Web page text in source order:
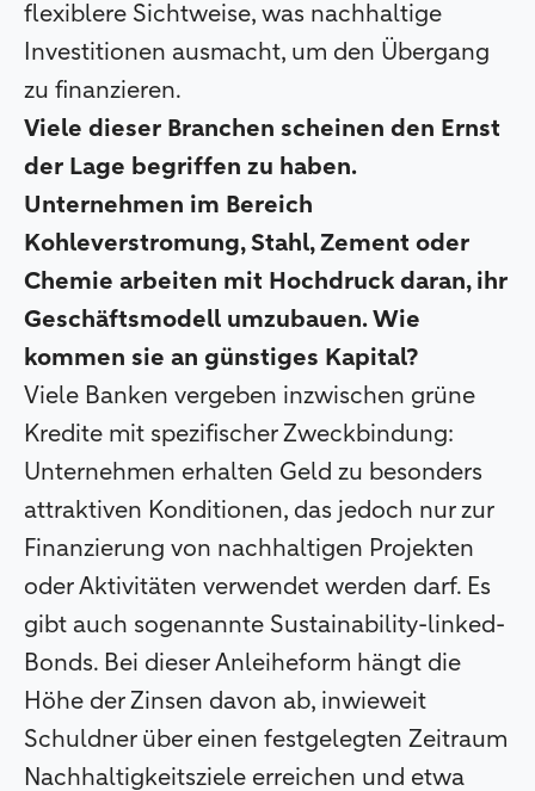
flexiblere Sichtweise, was nachhaltige
Investitionen ausmacht, um den Übergang
zu finanzieren.
Viele dieser Branchen scheinen den Ernst
der Lage begriffen zu haben.
Unternehmen im Bereich
Kohleverstromung, Stahl, Zement oder
Chemie arbeiten mit Hochdruck daran, ihr
Geschäftsmodell umzubauen. Wie
kommen sie an günstiges Kapital?
Viele Banken vergeben inzwischen grüne
Kredite mit spezifischer Zweckbindung:
Unternehmen erhalten Geld zu besonders
attraktiven Konditionen, das jedoch nur zur
Finanzierung von nachhaltigen Projekten
oder Aktivitäten verwendet werden darf. Es
gibt auch sogenannte Sustainability-linked-
Bonds. Bei dieser Anleiheform hängt die
Höhe der Zinsen davon ab, inwieweit
Schuldner über einen festgelegten Zeitraum
Nachhaltigkeitsziele erreichen und etwa